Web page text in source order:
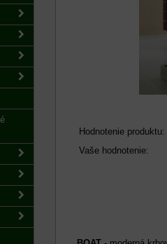
Hodnotenie produktu:
Vaše hodnotenie: